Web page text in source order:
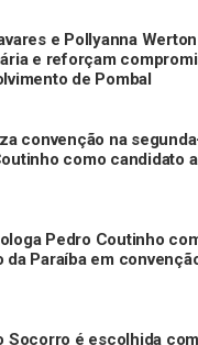
e Pollyanna
e reforçam
de Pombal
convenção na
como candidato
Pedro Coutinho
da Paraíba em
Socorro é escolhida